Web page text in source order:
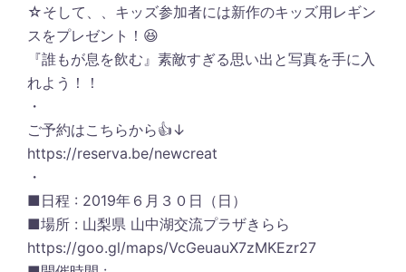
☆そして、、キッズ参加者には新作のキッズ用レギン
スをプレゼント！😆
『誰もが息を飲む』素敵すぎる思い出と写真を手に入
れよう！！
・
ご予約はこちらから👍↓
‪https://reserva.be/newcreat‬
・
■日程 : ‪2019年６月３０日（日）‬
■場所 : 山梨県 山中湖交流プラザきらら
‪https://goo.gl/maps/VcGeuauX7zMKEzr27‬